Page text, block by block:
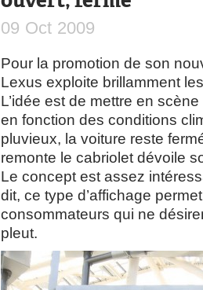
09 Oct 2009
Pour la promotion de son
Lexus exploite brillamment
L’idée est de mettre en
en fonction des conditions
pluvieux, la voiture reste
remonte le cabriolet dévoile
Le concept est assez
dit, ce type d’affichage
consommateurs qui ne
pleut.